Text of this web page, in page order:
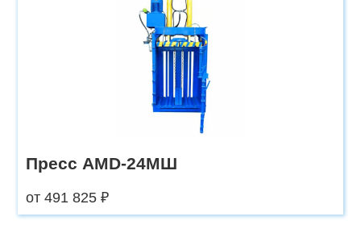
Пресс AMD-24МШ
от 491 825 ₽